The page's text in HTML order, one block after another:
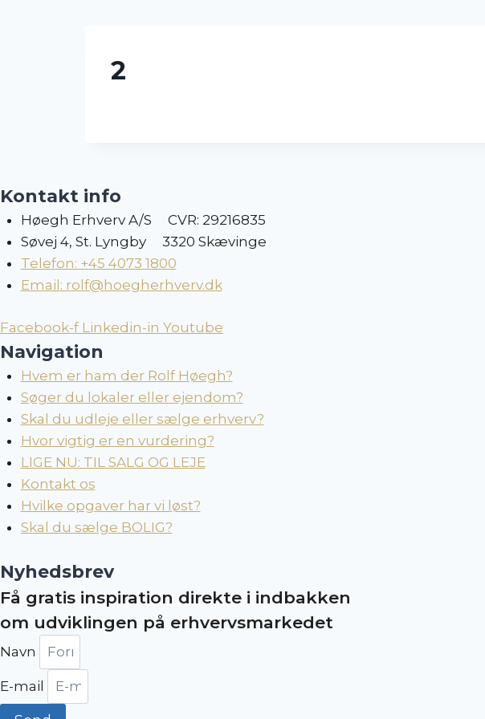
2
Kontakt info
Høegh Erhverv A/S CVR: 29216835
Søvej 4, St. Lyngby 3320 Skævinge
Telefon: +45 4073 1800
Email: rolf@hoegherhverv.dk
Facebook-f Linkedin-in Youtube
Navigation
Hvem er ham der Rolf Høegh?
Søger du lokaler eller ejendom?
Skal du udleje eller sælge erhverv?
Hvor vigtig er en vurdering?
LIGE NU: TIL SALG OG LEJE
Kontakt os
Hvilke opgaver har vi løst?
Skal du sælge BOLIG?
Nyhedsbrev
Få gratis inspiration direkte i indbakken
om udviklingen på erhvervsmarkedet
Navn
E-mail